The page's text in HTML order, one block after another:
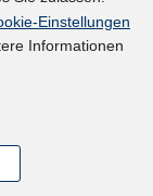
Einstellungen
Informationen